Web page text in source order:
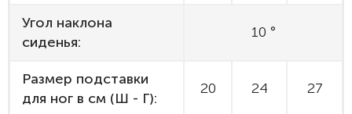
Угол наклона
сиденья:
10 °
Размер подставки
для ног в см (Ш - Г):
20 24 27